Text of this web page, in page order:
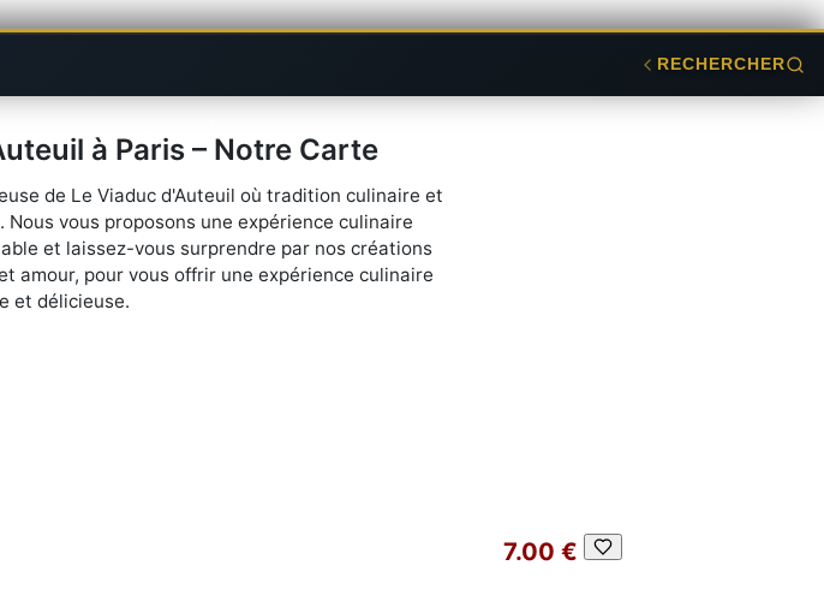
RECHERCHER
à Paris – Notre Carte
de Le Viaduc d'Auteuil où tradition culinaire et
vous proposons une expérience culinaire
et laissez-vous surprendre par nos créations
amour, pour vous offrir une expérience culinaire
et délicieuse.
7.00 €